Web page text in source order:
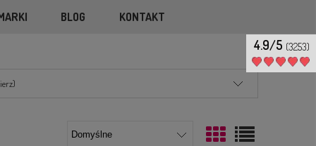
BLOG KONTAKT
4.9/5 (3253)